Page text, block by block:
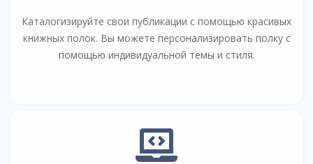
Каталогизируйте свои публикации с помощью красивых
книжных полок. Вы можете персонализировать полку с
помощью индивидуальной темы и стиля.